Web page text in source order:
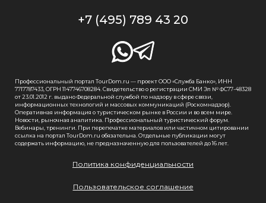
+7 (495) 789 43 20
Профессиональный портал TourDom.ru — проект ООО «Служба Банко», ИНН
7717787433, ОГРН 1147746708284. Свидетельство о регистрации СМИ Эл № ФС77-48328
от 23.01.2012 г. выдано Федеральной службой по надзору в сфере связи,
информационных технологий и массовых коммуникаций (Роскомнадзор).
Оперативная информация о туристическом рынке в России и во всем мире.
Новости, рыночная аналитика. Профессиональный туристический форум.
Вебинары, тренинги. При перепечатке материалов или частичном цитировании
ссылка на портал TourDom.ru обязательна. Отдельные публикации могут
содержать информацию, не предназначенную для пользователей до 16 лет.
Политика конфиденциальности
Пользовательское соглашение